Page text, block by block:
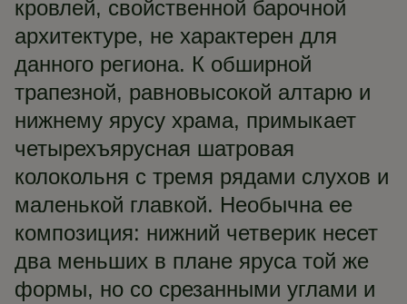
кровлей, свойственной барочной
архитектуре, не характерен для
данного региона. К обширной
трапезной, равновысокой алтарю и
нижнему ярусу храма, примыкает
четырехъярусная шатровая
колокольня с тремя рядами слухов и
маленькой главкой. Необычна ее
композиция: нижний четверик несет
два меньших в плане яруса той же
формы, но со срезанными углами и